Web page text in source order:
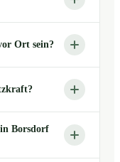
Ort sein?
Borsdorf